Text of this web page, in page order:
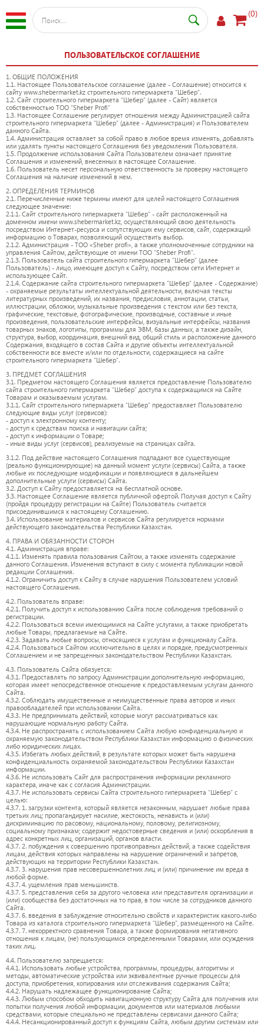
(0)
ПОЛЬЗОВАТЕЛЬСКОЕ СОГЛАШЕНИЕ
1. ОБЩИЕ ПОЛОЖЕНИЯ
1.1. Настоящее Пользовательское соглашение (далее - Соглашение) относится к
сайту www.shebermarket.kz строительного гипермаркета “Шебер”.
1.2. Сайт строительного гипермаркета “Шебер” (далее - Сайт) является
собственностью ТОО “Sheber Profi”
1.3. Настоящее Соглашение регулирует отношения между Администрацией сайта
строительного гипермаркета “Шебер” (далее - Администрация) и Пользователем
данного Сайта.
1.4. Администрация оставляет за собой право в любое время изменять, добавлять
или удалять пункты настоящего Соглашения без уведомления Пользователя.
1.5. Продолжение использования Сайта Пользователем означает принятие
Соглашения и изменений, внесенных в настоящее Соглашение.
1.6. Пользователь несет персональную ответственность за проверку настоящего
Соглашения на наличие изменений в нем.
2. ОПРЕДЕЛЕНИЯ ТЕРМИНОВ
2.1. Перечисленные ниже термины имеют для целей настоящего Соглашения
следующее значение:
2.1.1. Сайт строительного гипермаркета “Шебер” - сайт расположенный на
доменном имени www.shebermarket.kz, осуществляющий свою деятельность
посредством Интернет-ресурса и сопутствующих ему сервисов, сайт, содержащий
информацию о Товарах, позволяющий осуществить выбор.
2.1.2. Администрация - ТОО «Sheber profi», а также уполномоченные сотрудники на
управления Сайтом, действующие от имени ТОО “Sheber Profi”.
2.1.3. Пользователь сайта строительного гипермаркета “Шебер” (далее
Пользователь) - лицо, имеющее доступ к Сайту, посредством сети Интернет и
использующее Сайт.
2.1.4. Содержание сайта строительного гипермаркета “Шебер” (далее - Содержание)
- охраняемые результаты интеллектуальной деятельности, включая тексты
литературных произведений, их названия, предисловия, аннотации, статьи,
иллюстрации, обложки, музыкальные произведения с текстом или без текста,
графические, текстовые, фотографические, производные, составные и иные
произведения, пользовательские интерфейсы, визуальные интерфейсы, названия
товарных знаков, логотипы, программы для ЭВМ, базы данных, а также дизайн,
структура, выбор, координация, внешний вид, общий стиль и расположение данного
Содержания, входящего в состав Сайта и другие объекты интеллектуальной
собственности все вместе и/или по отдельности, содержащиеся на сайте
строительного гипермаркета “Шебер”.
3. ПРЕДМЕТ СОГЛАШЕНИЯ
3.1. Предметом настоящего Соглашения является предоставление Пользователю
сайта строительного гипермаркета “Шебер” доступа к содержащимся на Сайте
Товарам и оказываемым услугам.
3.1.1. Сайт строительного гипермаркета “Шебер” предоставляет Пользователю
следующие виды услуг (сервисов):
- доступ к электронному контенту;
- доступ к средствам поиска и навигации сайта;
- доступ к информации о Товаре;
- иные виды услуг (сервисов), реализуемые на страницах сайта.
3.1.2. Под действие настоящего Соглашения подпадают все существующие
(реально функционирующие) на данный момент услуги (сервисы) Сайта, а также
любые их последующие модификации и появляющиеся в дальнейшем
дополнительные услуги (сервисы) Сайта.
3.2. Доступ к Сайту предоставляется на бесплатной основе.
3.3. Настоящее Соглашение является публичной офертой. Получая доступ к Сайту
(пройдя процедуру регистрации на Сайте) Пользователь считается
присоединившимся к настоящему Соглашению.
3.4. Использование материалов и сервисов Сайта регулируется нормами
действующего законодательства Республики Казахстан.
4. ПРАВА И ОБЯЗАННОСТИ СТОРОН
4.1. Администрация вправе:
4.1.1. Изменять правила пользования Сайтом, а также изменять содержание
данного Соглашения. Изменения вступают в силу с момента публикации новой
редакции Соглашения.
4.1.2. Ограничить доступ к Сайту в случае нарушения Пользователем условий
настоящего Соглашения.
4.2. Пользователь вправе:
4.2.1. Получить доступ к использованию Сайта после соблюдения требований о
регистрации.
4.2.2. Пользоваться всеми имеющимися на Сайте услугами, а также приобретать
любые Товары, предлагаемые на Сайте.
4.2.3. Задавать любые вопросы, относящиеся к услугам и функционалу Сайта.
4.2.4. Пользоваться Сайтом исключительно в целях и порядке, предусмотренных
Соглашением и не запрещенных законодательством Республики Казахстан.
4.3. Пользователь Сайта обязуется:
4.3.1. Предоставлять по запросу Администрации дополнительную информацию,
которая имеет непосредственное отношение к предоставляемым услугам данного
Сайта.
4.3.2. Соблюдать имущественные и неимущественные права авторов и иных
правообладателей при использовании Сайта.
4.3.3. Не предпринимать действий, которые могут рассматриваться как
нарушающие нормальную работу Сайта.
4.3.4. Не распространять с использованием Сайта любую конфиденциальную и
охраняемую законодательством Республики Казахстан информацию о физических
либо юридических лицах.
4.3.5. Избегать любых действий, в результате которых может быть нарушена
конфиденциальность охраняемой законодательством Республики Казахстан
информации.
4.3.6. Не использовать Сайт для распространения информации рекламного
характера, иначе как с согласия Администрации.
4.3.7. Не использовать сервисы Сайта строительного гипермаркета “Шебер” с
целью:
4.3.7. 1. загрузки контента, который является незаконным, нарушает любые права
третьих лиц; пропагандирует насилие, жестокость, ненависть и (или)
дискриминацию по расовому, национальному, половому, религиозному,
социальному признакам; содержит недостоверные сведения и (или) оскорбления в
адрес конкретных лиц, организаций, органов власти.
4.3.7. 2. побуждения к совершению противоправных действий, а также содействия
лицам, действия которых направлены на нарушение ограничений и запретов,
действующих на территории Республики Казахстан.
4.3.7. 3. нарушения прав несовершеннолетних лиц и (или) причинение им вреда в
любой форме.
4.3.7. 4. ущемления прав меньшинств.
4.3.7. 5. представления себя за другого человека или представителя организации и
(или) сообщества без достаточных на то прав, в том числе за сотрудников данного
Сайта.
4.3.7. 6. введения в заблуждение относительно свойств и характеристик какого-либо
Товара из каталога строительного гипермаркета “Шебер”, размещенного на Сайте.
4.3.7. 7. некорректного сравнения Товара, а также формирования негативного
отношения к лицам, (не) пользующимся определенными Товарами, или осуждения
таких лиц.
4.4. Пользователю запрещается:
4.4.1. Использовать любые устройства, программы, процедуры, алгоритмы и
методы, автоматические устройства или эквивалентные ручные процессы для
доступа, приобретения, копирования или отслеживания содержания Сайта;
4.4.2. Нарушать надлежащее функционирование Сайта;
4.4.3. Любым способом обходить навигационную структуру Сайта для получения или
попытки получения любой информации, документов или материалов любыми
средствами, которые специально не представлены сервисами данного Сайта;
4.4.4. Несанкционированный доступ к функциям Сайта, любым другим системам или